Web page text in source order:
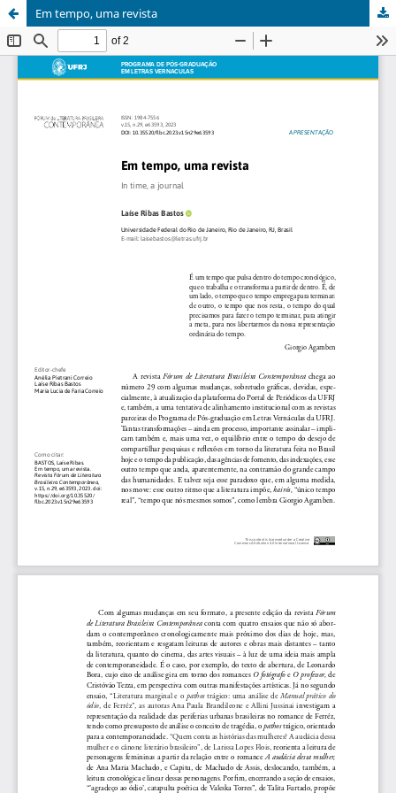
Em tempo, uma revista